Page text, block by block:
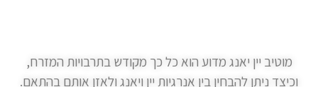
מוטיב יין יאנג מדוע הוא כל כך מקודש בתרבויות המזרח,
וכיצד ניתן להבחין בין אנרגיות יין ויאנג ולאזן אותם בהתאם.